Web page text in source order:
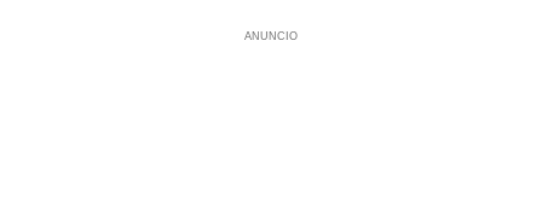
ANUNCIO